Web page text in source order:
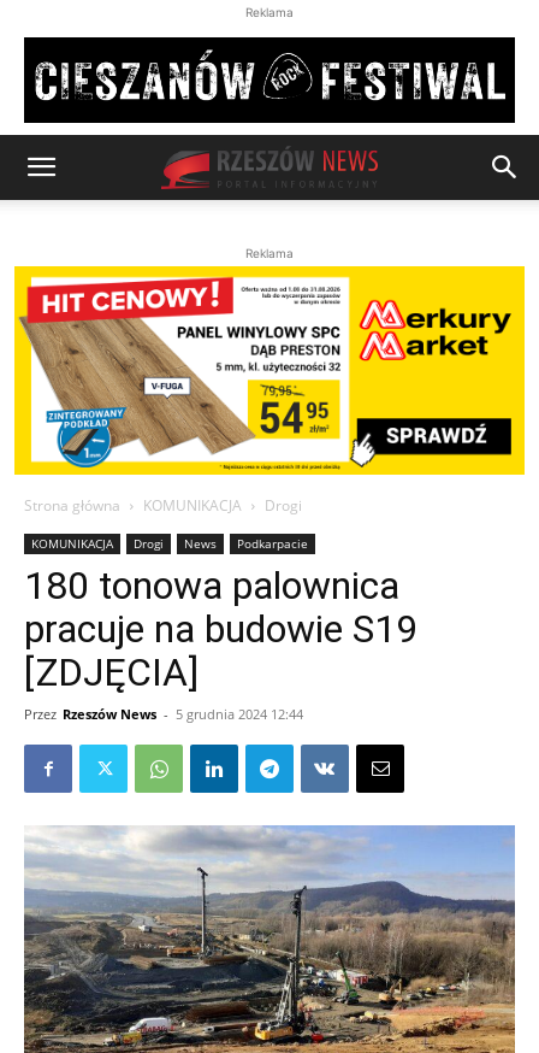
Reklama
Reklama
Strona główna KOMUNIKACJA Drogi
KOMUNIKACJA Drogi News Podkarpacie
180 tonowa palownica
pracuje na budowie S19
[ZDJĘCIA]
Przez Rzeszów News - 5 grudnia 2024 12:44